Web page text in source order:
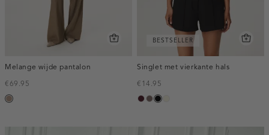
Melange wijde pantalon
€69.95
taupe,
BESTSELLER
Singlet met vierkante hals
€14.95
pruim,
taupe
zwart